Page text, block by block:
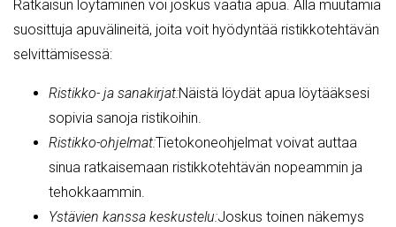
Ratkaisun löytäminen voi joskus vaatia apua. Alla muutamia
suosittuja apuvälineitä, joita voit hyödyntää ristikkotehtävän
selvittämisessä:
Ristikko- ja sanakirjat:Näistä löydät apua löytääksesi
sopivia sanoja ristikoihin.
Ristikko-ohjelmat:Tietokoneohjelmat voivat auttaa
sinua ratkaisemaan ristikkotehtävän nopeammin ja
tehokkaammin.
Ystävien kanssa keskustelu:Joskus toinen näkemys